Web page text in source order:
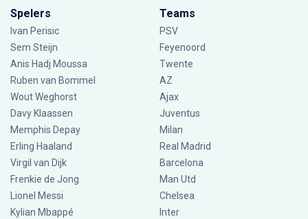
Spelers
Ivan Perisic
Sem Steijn
Anis Hadj Moussa
Ruben van Bommel
Wout Weghorst
Davy Klaassen
Memphis Depay
Erling Haaland
Virgil van Dijk
Frenkie de Jong
Lionel Messi
Kylian Mbappé
Teams
PSV
Feyenoord
Twente
AZ
Ajax
Juventus
Milan
Real Madrid
Barcelona
Man Utd
Chelsea
Inter